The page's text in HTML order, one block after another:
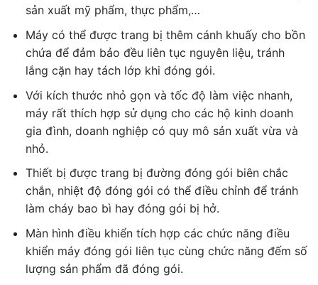
sản xuất mỹ phẩm, thực phẩm,…
Máy có thể được trang bị thêm cánh khuấy cho bồn
chứa để đảm bảo đều liên tục nguyên liệu, tránh
lắng cặn hay tách lớp khi đóng gói.
Với kích thước nhỏ gọn và tốc độ làm việc nhanh,
máy rất thích hợp sử dụng cho các hộ kinh doanh
gia đình, doanh nghiệp có quy mô sản xuất vừa và
nhỏ.
Thiết bị được trang bị đường đóng gói biên chắc
chắn, nhiệt độ đóng gói có thể điều chỉnh để tránh
làm cháy bao bì hay đóng gói bị hở.
Màn hình điều khiển tích hợp các chức năng điều
khiển máy đóng gói liên tục cùng chức năng đếm số
lượng sản phẩm đã đóng gói.